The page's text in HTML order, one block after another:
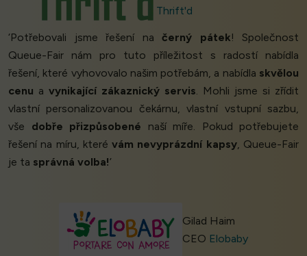
Thrift'd
‘Potřebovali jsme řešení na černý pátek! Společnost
Queue-Fair nám pro tuto příležitost s radostí nabídla
řešení, které vyhovovalo našim potřebám, a nabídla skvělou
cenu a vynikající zákaznický servis. Mohli jsme si zřídit
vlastní personalizovanou čekárnu, vlastní vstupní sazbu,
vše dobře přizpůsobené naší míře. Pokud potřebujete
řešení na míru, kterévám nevyprázdní kapsy, Queue-Fair
je ta správná volba!’
Gilad Haim
CEO Elobaby